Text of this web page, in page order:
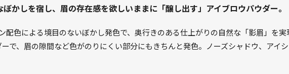
かしを宿し、眉の存在感を欲しいままに「醸し出す」アイブロウパウダー。
配色による境目のないぼかし発色で、奥行きのある仕上がりの自然な「影眉」を
で、眉の隙間など色がのりにくい部分にもきちんと発色。ノーズシャドウ、アイ